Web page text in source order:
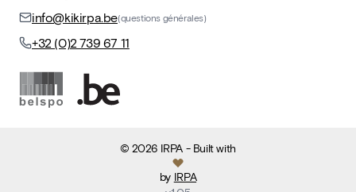
info@kikirpa.be(questions générales)
+32 (0)2 739 67 11
©2026 IRPA- Built with
by IRPA